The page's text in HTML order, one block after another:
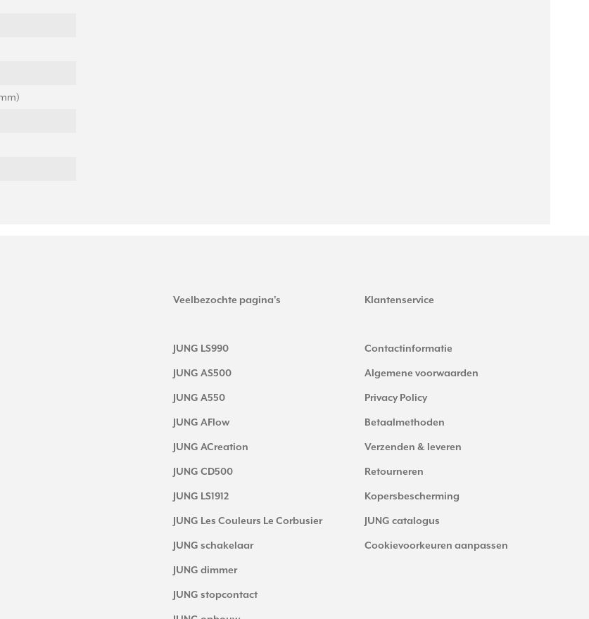
Veelbezochte pagina's
JUNG LS990
JUNG AS500
JUNG A550
JUNG AFlow
JUNG ACreation
JUNG CD500
JUNG LS1912
JUNG Les Couleurs Le Corbusier
JUNG schakelaar
JUNG dimmer
JUNG stopcontact
Klantenservice
Contactinformatie
Algemene voorwaarden
Privacy Policy
Betaalmethoden
Verzenden & leveren
Retourneren
Kopersbescherming
JUNG catalogus
Cookievoorkeuren aanpassen